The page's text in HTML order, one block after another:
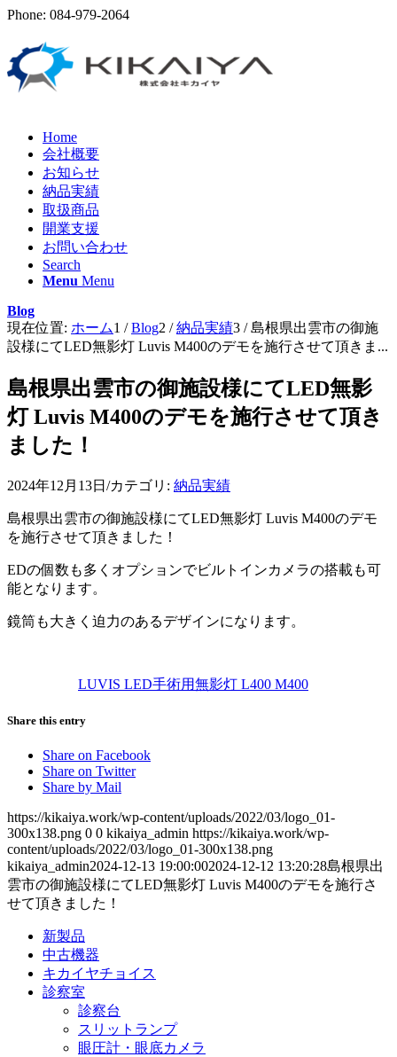
Phone: 084-979-2064
Home
会社概要
お知らせ
納品実績
取扱商品
開業支援
お問い合わせ
Search
Menu Menu
Blog
現在位置: ホーム1 / Blog2 / 納品実績3 / 島根県出雲市の御施
設様にてLED無影灯 Luvis M400のデモを施行させて頂きま...
島根県出雲市の御施設様にてLED無影
灯 Luvis M400のデモを施行させて頂き
ました！
2024年12月13日 /カテゴリ: 納品実績
島根県出雲市の御施設様にてLED無影灯 Luvis M400のデモ
を施行させて頂きました！
EDの個数も多くオプションでビルトインカメラの搭載も可
能となります。
鏡筒も大きく迫力のあるデザインになります。
LUVIS LED手術用無影灯 L400 M400
Share this entry
Share on Facebook
Share on Twitter
Share by Mail
https://kikaiya.work/wp-content/uploads/2022/03/logo_01-
300x138.png 0 0 kikaiya_admin https://kikaiya.work/wp-
content/uploads/2022/03/logo_01-300x138.png
kikaiya_admin2024-12-13 19:00:002024-12-12 13:20:28島根県出
雲市の御施設様にてLED無影灯 Luvis M400のデモを施行さ
せて頂きました！
新製品
中古機器
キカイヤチョイス
診察室
診察台
スリットランプ
眼圧計・眼底カメラ